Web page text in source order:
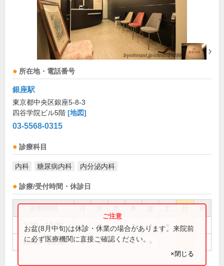
所在地・電話番号
銀座駅
東京都中央区銀座5-8-3
四谷学院ビル5階 [地図]
03-5568-0315
診療科目
内科 糖尿病内科 内分泌内科
診療/受付時間・休診日
祝
9:30～13:30 ● ● ● ●
15:00～18:30 ● ● ●
お盆(8月中旬)は休診・休業の場合があります。来院前
に必ず医療機関に直接ご確認ください。
×閉じる